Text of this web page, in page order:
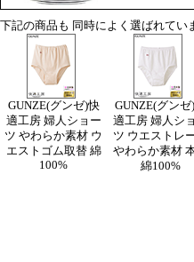
下記の商品も 同時によく選ばれてい
GUNZE(グンゼ)快
適工房 婦人ショー
ツ やわらか素材 ウ
エストゴム取替 綿
100%
GUNZE(グンゼ
適工房 婦人シ
ツ ウエストレ
やわらか素材
綿100%